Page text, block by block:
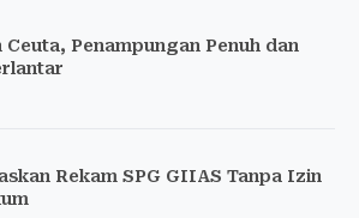
Penampungan Penuh dan
Rekam SPG GIIAS Tanpa Izin